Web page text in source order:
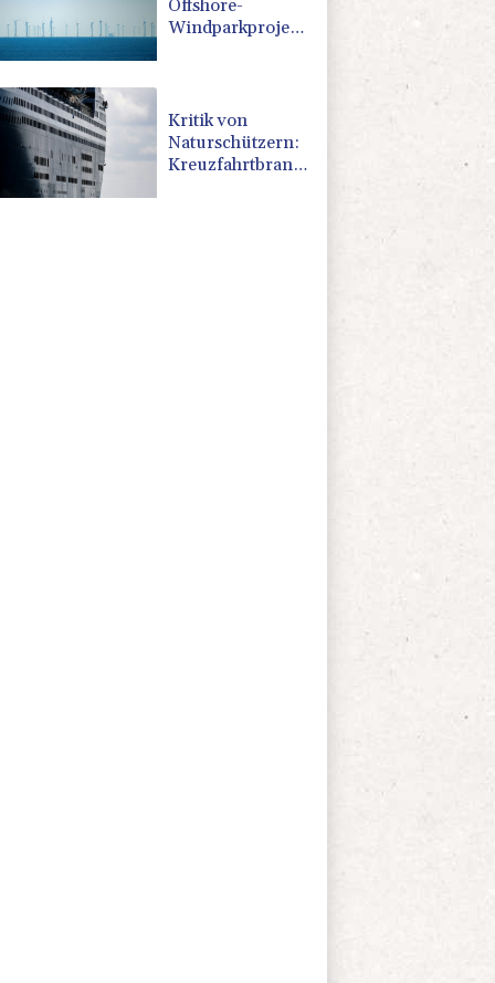
Offshore-
Windparkprojekte
Kritik von
Naturschützern:
Kreuzfahrtbranche